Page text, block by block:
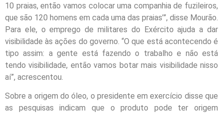
10 praias, então vamos colocar uma companhia de fuzileiros,
que são 120 homens em cada uma das praias’”, disse Mourão.
Para ele, o emprego de militares do Exército ajuda a dar
visibilidade às ações do governo. “O que está acontecendo é
tipo assim: a gente está fazendo o trabalho e não está
tendo visibilidade, então vamos botar mais visibilidade nisso
aí”, acrescentou.
Sobre a origem do óleo, o presidente em exercício disse que
as pesquisas indicam que o produto pode ter origem